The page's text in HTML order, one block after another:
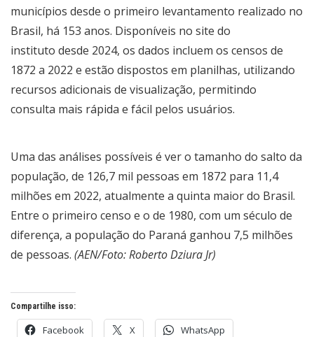
municípios desde o primeiro levantamento realizado no
Brasil, há 153 anos. Disponíveis no site do
instituto desde 2024, os dados incluem os censos de
1872 a 2022 e estão dispostos em planilhas, utilizando
recursos adicionais de visualização, permitindo
consulta mais rápida e fácil pelos usuários.
Uma das análises possíveis é ver o tamanho do salto da
população, de 126,7 mil pessoas em 1872 para 11,4
milhões em 2022, atualmente a quinta maior do Brasil.
Entre o primeiro censo e o de 1980, com um século de
diferença, a população do Paraná ganhou 7,5 milhões
de pessoas. (AEN/Foto: Roberto Dziura Jr)
Compartilhe isso:
Facebook X WhatsApp